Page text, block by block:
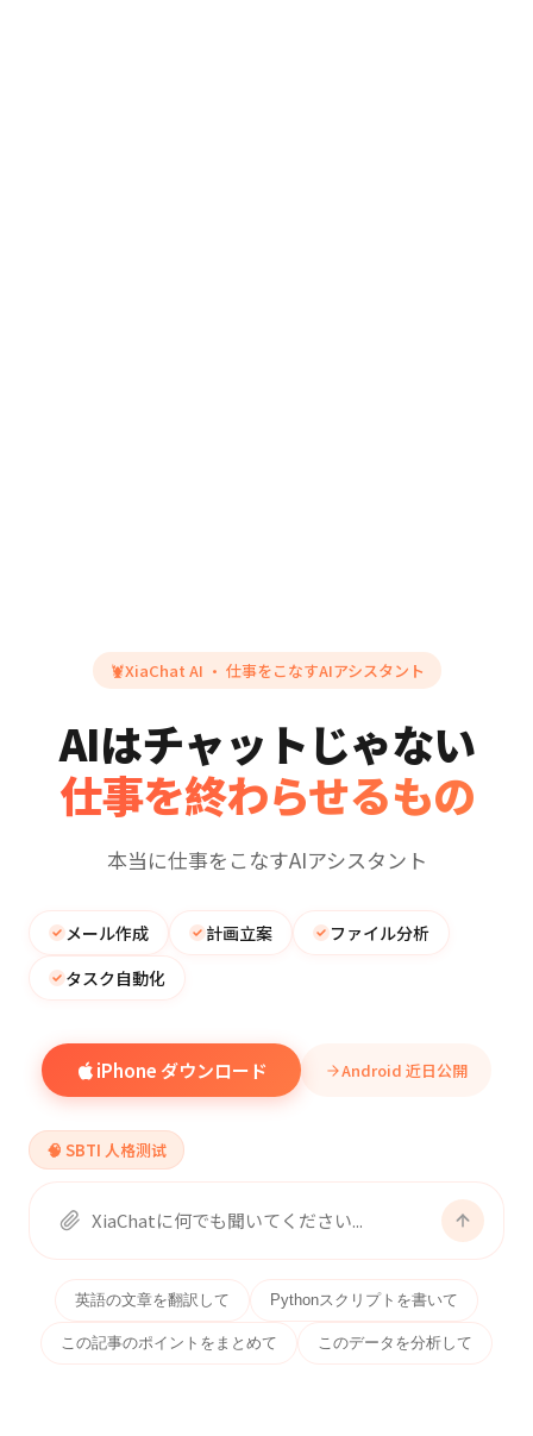
🦞XiaChat AI · 仕事をこなすAIアシスタント
AIはチャットじゃない
仕事を終わらせるもの
本当に仕事をこなすAIアシスタント
メール作成 計画立案
ファイル分析
タスク自動化
iPhone ダウンロード Android 近日公開
🧠 SBTI 人格测试
英語の文章を翻訳して Pythonスクリプトを書いて
この記事のポイントをまとめて このデータを分析して